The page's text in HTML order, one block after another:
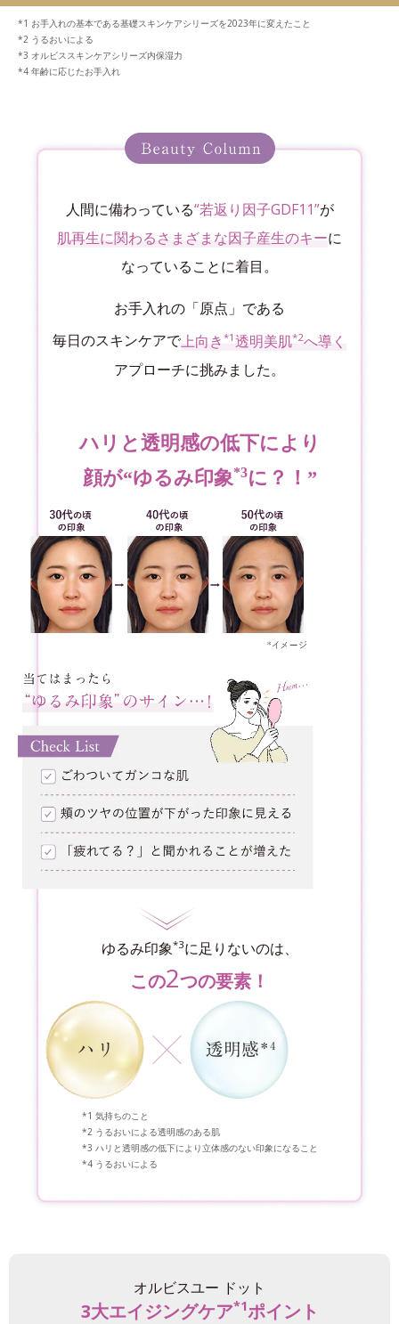
お手入れの基本である基礎スキンケアシリーズを2023年に変えたこと
うるおいによる
オルビススキンケアシリーズ内保湿力
年齢に応じたお手入れ
人間に備わっている“若返り因子GDF11”が
肌再生に関わるさまざまな因子産生のキーに
なっていることに着目。
お手入れの「原点」である
毎日のスキンケアで上向き *1 透明美肌*2へ導く
アプローチに挑みました。
ハリと透明感の低下により
顔が“ゆるみ印象*3に？！”
ゆるみ印象*3に足りないのは、
この2つの要素！
気持ちのこと
うるおいによる透明感のある肌
ハリと透明感の低下により立体感のない印象になること
うるおいによる
オルビスユー ドット
3大エイジングケア*1ポイント